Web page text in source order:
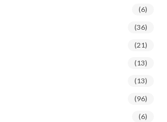
(6)
(36)
(21)
(13)
(13)
(96)
(6)